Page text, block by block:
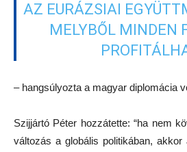
AZ EURÁZSIAI
MELYBŐL MINDEN
– hangsúlyozta a magyar diplomácia
Szijjártó Péter hozzátette: “ha nem
változás a globális politikában,